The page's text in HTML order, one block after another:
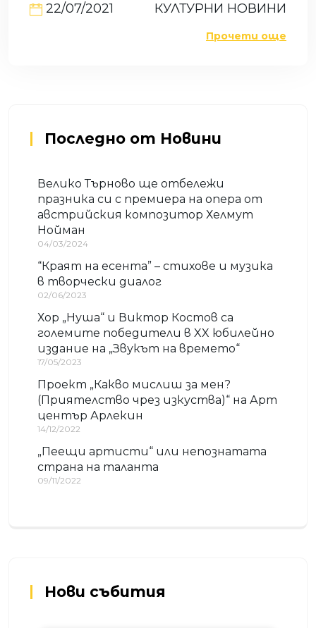
22/07/2021
КУЛТУРНИ НОВИНИ
Прочети още
Последно от Новини
Велико Търново ще отбележи
празника си с премиера на опера от
австрийския композитор Хелмут
Нойман
04/03/2024
“Краят на есента” – стихове и музика
в творчески диалог
02/06/2023
Хор „Нуша“ и Виктор Костов са
големите победители в XX юбилейно
издание на „Звукът на времето“
17/05/2023
Проект „Какво мислиш за мен?
(Приятелство чрез изкуства)“ на Арт
център Арлекин
14/12/2022
„Пеещи артисти“ или непознатата
страна на таланта
09/11/2022
Нови събития